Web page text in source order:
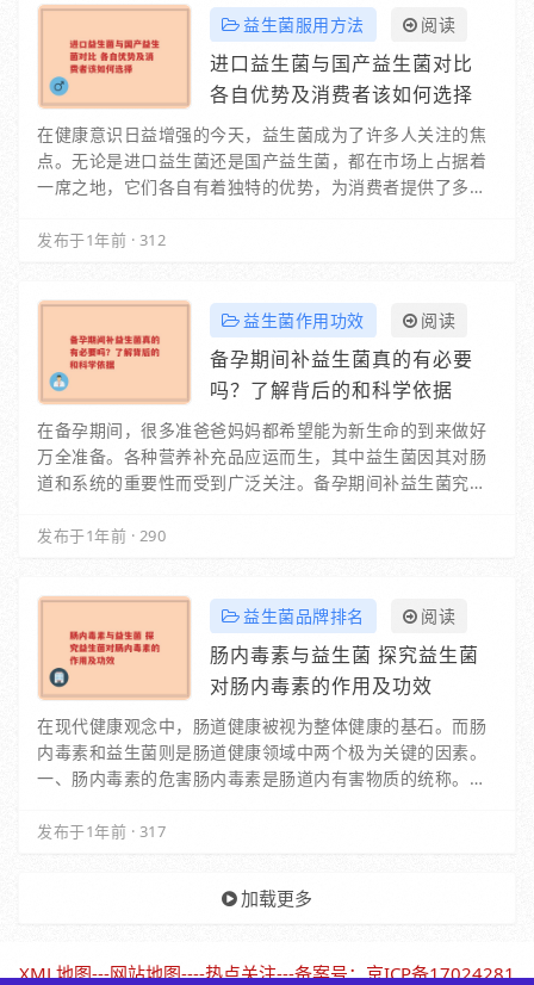
益生菌服用方法 阅读
进口益生菌与国产益生菌对比
各自优势及消费者该如何选择
在健康意识日益增强的今天，益生菌成为了许多人关注的焦
点。无论是进口益生菌还是国产益生菌，都在市场上占据着
一席之地，它们各自有着独特的优势，为消费者提供了多样
发布于1年前 · 312
益生菌作用功效 阅读
备孕期间补益生菌真的有必要
吗？了解背后的和科学依据
在备孕期间，很多准爸爸妈妈都希望能为新生命的到来做好
万全准备。各种营养补充品应运而生，其中益生菌因其对肠
道和系统的重要性而受到广泛关注。备孕期间补益生菌究竟
发布于1年前 · 290
益生菌品牌排名 阅读
肠内毒素与益生菌 探究益生菌
对肠内毒素的作用及功效
在现代健康观念中，肠道健康被视为整体健康的基石。而肠
内毒素和益生菌则是肠道健康领域中两个极为关键的因素。
一、肠内毒素的危害肠内毒素是肠道内有害物质的统称。当
发布于1年前 · 317
加载更多
XML地图---网站地图----热点关注---备案号：京ICP备17024281